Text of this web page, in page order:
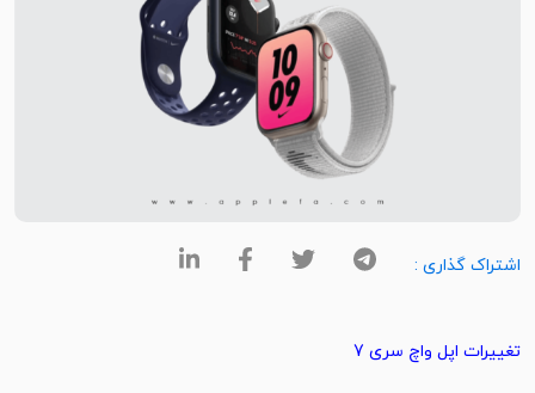
اشتراک گذاری :
تغییرات اپل واچ سری 7